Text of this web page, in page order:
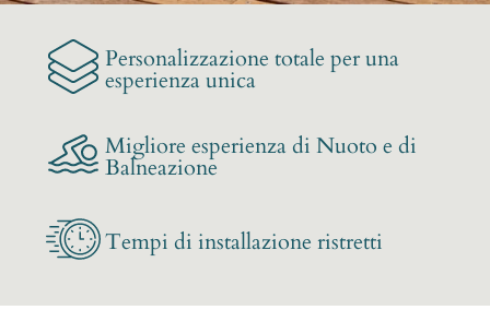
Personalizzazione totale per una
esperienza unica
Migliore esperienza di Nuoto e di
Balneazione
Tempi di installazione ristretti